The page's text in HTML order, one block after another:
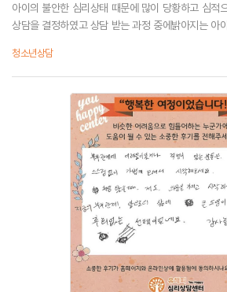
아이의 불안한 심리상태 때문에 많이 당황하고 심적
상담을 결정하였고 상담 받는 과정 중에밝아지는 아
네요.그동안 성심껏 상담해...
청소년상담